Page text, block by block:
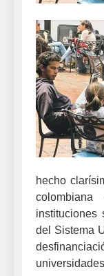
hecho
instituciones
del Sistema